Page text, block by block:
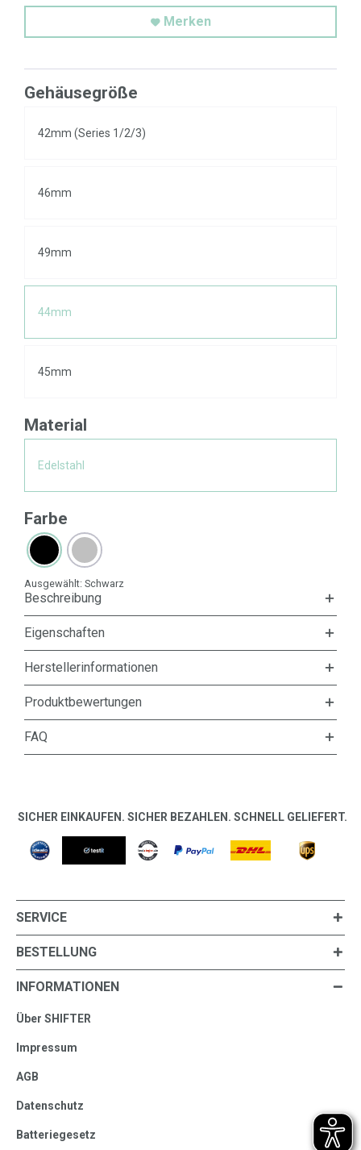
Merken
Gehäusegröße
42mm (Series 1/2/3)
46mm
49mm
44mm
45mm
Material
Edelstahl
Farbe
Ausgewählt: Schwarz
Beschreibung
Eigenschaften
Herstellerinformationen
Produktbewertungen
FAQ
SICHER EINKAUFEN. SICHER BEZAHLEN. SCHNELL GELIEFERT.
SERVICE
BESTELLUNG
INFORMATIONEN
Über SHIFTER
Impressum
AGB
Datenschutz
Batteriegesetz